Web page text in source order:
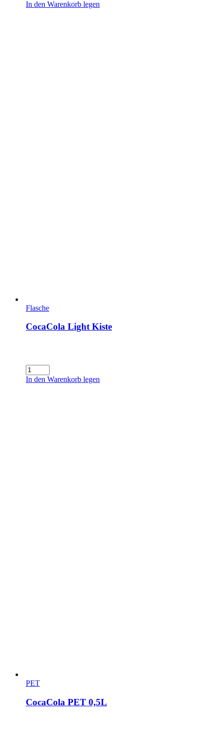
Light
In den Warenkorb legen
Flasche
CocaCola Light Kiste
CocaCola
Light
In den Warenkorb legen
PET
CocaCola PET 0,5L